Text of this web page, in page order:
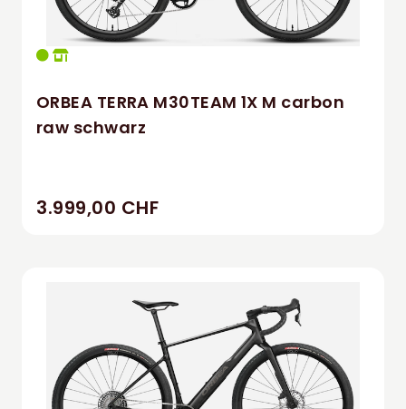
ORBEA TERRA M30TEAM 1X M carbon
raw schwarz
3.999,00 CHF